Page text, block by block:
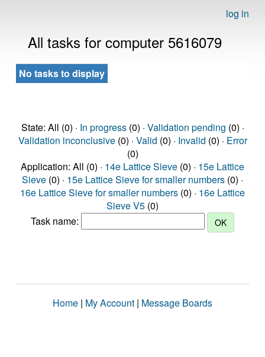
log in
All tasks for computer 5616079
No tasks to display
State: All (0) · In progress(0) · Validation pending (0) ·
Validation inconclusive(0) · Valid (0) · Invalid (0) · Error
(0)
Application: All (0) · 14e Lattice Sieve (0) · 15e Lattice
Sieve (0) · 15e Lattice Sieve for smaller numbers (0) ·
16e Lattice Sieve for smaller numbers (0) · 16e Lattice
Sieve V5 (0)
Task name:
Home | My Account | Message Boards